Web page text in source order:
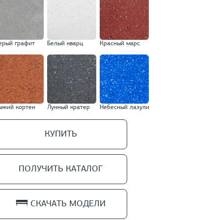
графит Белый кварц Красный марс
кортен Лунный кратер Небесный лазули
КУПИТЬ
ПОЛУЧИТЬ КАТАЛОГ
СКАЧАТЬ МОДЕЛИ